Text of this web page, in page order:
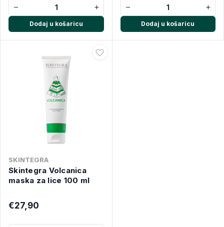
− +
Dodaj u košaricu
− +
Dodaj u košaricu
SKINTEGRA
Skintegra Volcanica
maska za lice 100 ml
€27,90